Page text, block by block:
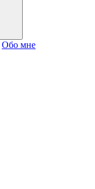
Обо мне